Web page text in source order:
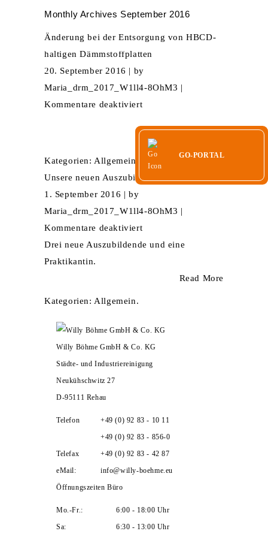
LEISTUNGEN KARRIERE
GO-PORTAL
GO-PORTAL
Monthly Archives September 2016
Änderung bei der Entsor­gung von HBCD-
haltigen Dämm­stoff­platten
20. September 2016 | by
Maria_drm_2017_W1ll4-8OhM3 |
Kommentare deaktiviertfür
bei
der
Entsor­
gung
Kategorien: Allgemein
Unsere neuen Auszubil­denden
1. September 2016 | by
Maria_drm_2017_W1ll4-8OhM3 |
Kommentare deaktiviertfür
Unsere
Auszubil­
Drei neue Auszubildende und eine
Praktikantin.
Read More
Kategorien: Allgemein.
Willy Böhme GmbH & Co. KG
Städte- und Industriereinigung
Neukühschwitz 27
D-95111 Rehau
Telefon
+49 (0) 92 83 - 10 11
+49 (0) 92 83 - 856-0
Telefax
+49 (0) 92 83 - 42 87
eMail:
info@willy-boehme.eu
Öffnungszeiten Büro
Mo.-Fr.:
6:00 - 18:00 Uhr
Sa:
6:30 - 13:00 Uhr